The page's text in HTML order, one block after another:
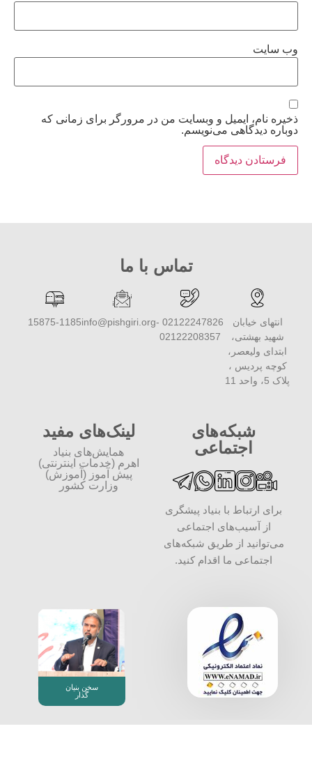
وب‌ سایت
ذخیره نام، ایمیل و وبسایت من در مرورگر برای زمانی که
دوباره دیدگاهی می‌نویسم.
تماس با ما
انتهای خیابان
شهید بهشتی،
ابتدای ولیعصر،
کوچه پردیس ،
پلاک 5، واحد 11
02122247826 -
02122208357
info@pishgiri.org
15875-1185
شبکه‌های
اجتماعی
برای ارتباط با بنیاد پیشگری
از آسیب‌های اجتماعی
می‌توانید از طریق شبکه‌‎های
اجتماعی ما اقدام کنید.
لینک‌های مفید
همایش‌های بنیاد
اهرم (خدمات اینترنتی)
پیش آموز (آموزش)
وزارت کشور
سخن بنیان
گذار